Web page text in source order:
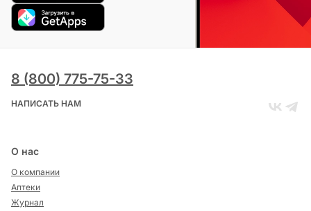
8 (800) 775-75-33
НАПИСАТЬ НАМ
О нас
О компании
Аптеки
Журнал